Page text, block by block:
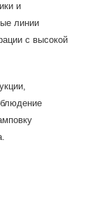
и
линии
с высокой